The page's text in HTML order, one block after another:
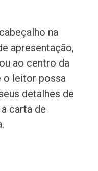
na
apresentação,
ao centro da
o leitor possa
detalhes de
carta de